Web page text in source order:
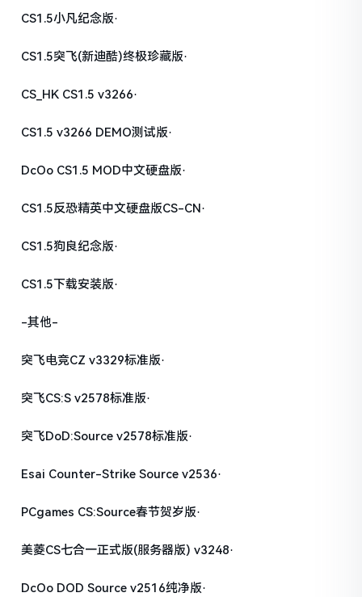
CS1.5小凡纪念版·
CS1.5突飞(新迪酷)终极珍藏版·
CS_HK CS1.5 v3266·
CS1.5 v3266 DEMO测试版·
DcOo CS1.5 MOD中文硬盘版·
CS1.5反恐精英中文硬盘版CS-CN·
CS1.5狗良纪念版·
CS1.5下载安装版·
-其他-
突飞电竞CZ v3329标准版·
突飞CS:S v2578标准版·
突飞DoD:Source v2578标准版·
Esai Counter-Strike Source v2536·
PCgames CS:Source春节贺岁版·
美菱CS七合一正式版(服务器版) v3248·
DcOo DOD Source v2516纯净版·